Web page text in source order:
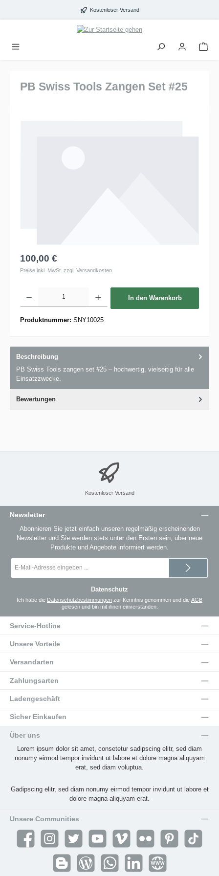
Kostenloser Versand
PB Swiss Tools Zangen Set #25
100,00 €
Preise inkl. MwSt. zzgl. Versandkosten
In den Warenkorb
Produktnummer: SNY10025
Beschreibung
PB Swiss Tools zangen set #25 – hochwertig, vielseitig für alle
Einsatzzwecke.
Bewertungen
Kostenloser Versand
Newsletter
Abonnieren Sie jetzt einfach unseren regelmäßig erscheinenden
Newsletter und Sie werden stets unter den Ersten sein, über neue
Produkte und Angebote informiert werden.
Mail-
Datenschutz
Ich habe die Datenschutzbestimmungen zur Kenntnis genommen und die AGB
gelesen und bin mit ihnen einverstanden.
Service-Hotline
Unsere Vorteile
Versandarten
Zahlungsarten
Ladengeschäft
Sicher Einkaufen
Über uns
Lorem ipsum dolor sit amet, consetetur sadipscing elitr, sed diam
nonumy eirmod tempor invidunt ut labore et dolore magna aliquyam
erat, sed diam voluptua.
Gadipscing elitr, sed diam nonumy eirmod tempor invidunt ut labore et
dolore magna aliquyam erat.
Unsere Communities
Facebook Instagram Twitter YouTube Vimeo Flickr Pinterest TikTok
Blogger Blog WhatsApp Website